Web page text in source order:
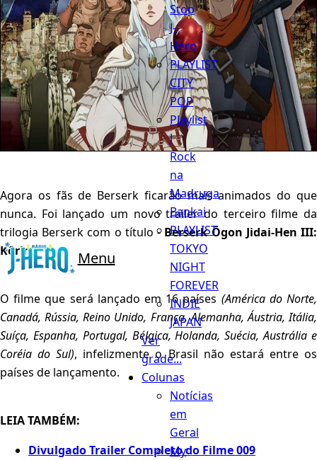
Menu
Stop
J-
Hero
PLAYLIST
CITY
POP
Playlist
J
Rock
na
Madruga
Bankai
PLAYLIST
TOKYO
NIGHT
FOREVER
INDIE
JAPAN
Ver
grade...
Colunas
Notícias
em
Geral
My
Agora os fãs de Berserk ficarão mais animados do que
nunca. Foi lançado um novo trailer do terceiro filme da
trilogia Berserk com o título -Berserk Ōgon Jidai-Hen III:
Kōrin.
O filme que será lançado em 16 países (América do Norte,
Canadá, Rússia, Reino Unido, França, Alemanha, Áustria, Itália,
Suíça, Espanha, Portugal, Bélgica, Holanda, Suécia, Austrália e
Coréia do Sul), infelizmente o Brasil não estará entre os
países de lançamento.
LEIA TAMBÉM:
Divulgado Trailer Completo do Filme 009